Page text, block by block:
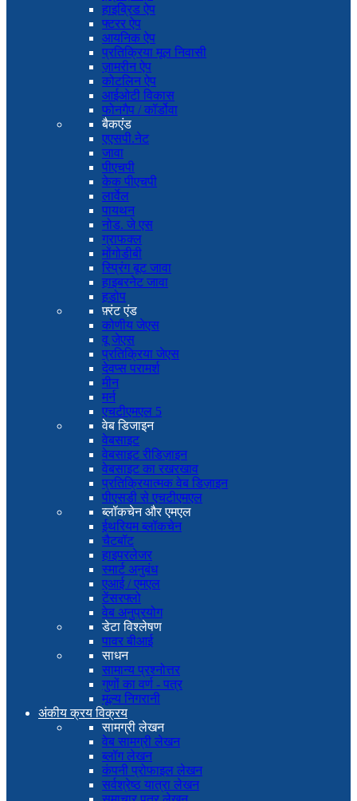
हाइब्रिड ऐप
फ्टरर ऐप
आयनिक ऐप
प्रतिक्रिया मूल निवासी
ज़ामरीन ऐप
कोटलिन ऐप
आईओटी विकास
फोनगैप / कॉर्डोवा
बैकएंड
एएसपी.नेट
जावा
पीएचपी
केक पीएचपी
लार्वेल
पायथन
नोड. जे एस
ग्राफक्ल
मोंगोडीबी
स्प्रिंग बूट जावा
हाइबरनेट जावा
हडोप
फ़्रंट एंड
कोणीय जेएस
वू जेएस
प्रतिक्रिया जेएस
देवप्स परामर्श
मीन
मर्न
एचटीएमएल 5
वेब डिजाइन
वेबसाइट
वेबसाइट रीडिज़ाइन
वेबसाइट का रखरखाव
प्रतिक्रियात्मक वेब डिज़ाइन
पीएसडी से एचटीएमएल
ब्लॉकचेन और एमएल
ईथरियम ब्लॉकचेन
चैटबॉट
हाइपरलेजर
स्मार्ट अनुबंध
एआई / एमएल
टेंसरफ्लो
वेब अनुप्रयोग
डेटा विश्लेषण
पावर बीआई
साधन
सामान्य प्रश्नोत्तर
गुणों का वर्ण - पत्र
मूल्य निगरानी
अंकीय क्रय विक्रय
सामग्री लेखन
वेब सामग्री लेखन
ब्लॉग लेखन
कंपनी प्रोफाइल लेखन
सर्वश्रेष्ठ यात्रा लेखन